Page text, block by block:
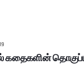
கதைகளின்